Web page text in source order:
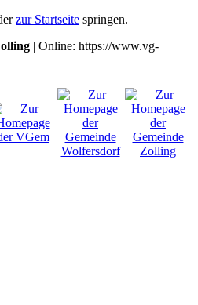
zur Startseite springen.
| Online: https://www.vg-